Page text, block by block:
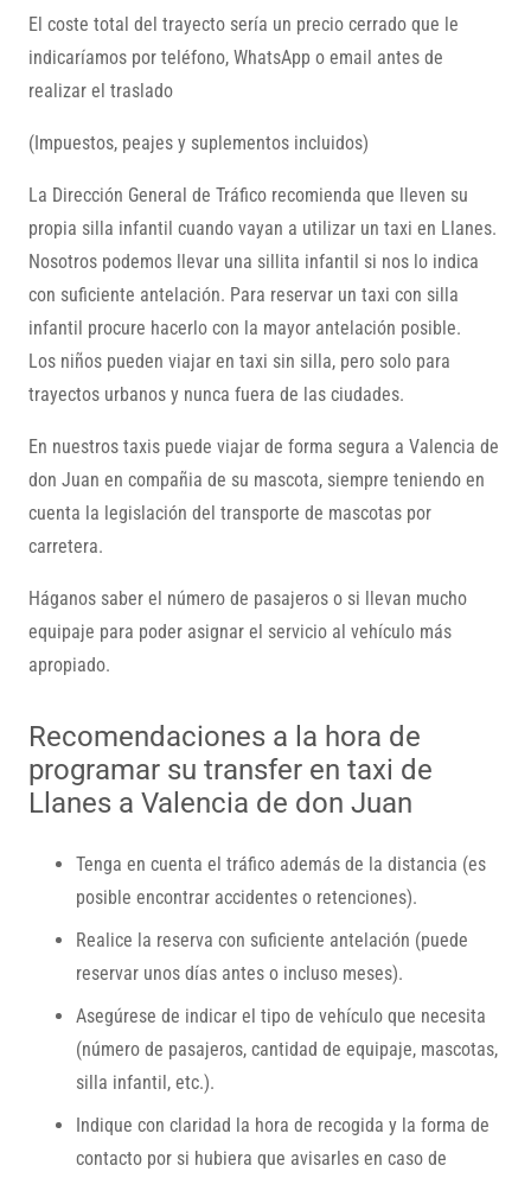
El coste total del trayecto sería un precio cerrado que le
indicaríamos por teléfono, WhatsApp o email antes de
realizar el traslado
(Impuestos, peajes y suplementos incluidos)
La Dirección General de Tráfico recomienda que lleven su
propia silla infantil cuando vayan a utilizar un taxi en Llanes.
Nosotros podemos llevar una sillita infantil si nos lo indica
con suficiente antelación. Para reservar un taxi con silla
infantil procure hacerlo con la mayor antelación posible.
Los niños pueden viajar en taxi sin silla, pero solo para
trayectos urbanos y nunca fuera de las ciudades.
En nuestros taxis puede viajar de forma segura a Valencia de
don Juan en compañia de su mascota, siempre teniendo en
cuenta la legislación del transporte de mascotas por
carretera.
Háganos saber el número de pasajeros o si llevan mucho
equipaje para poder asignar el servicio al vehículo más
apropiado.
Recomendaciones a la hora de
programar su transfer en taxi de
Llanes a Valencia de don Juan
Tenga en cuenta el tráfico además de la distancia (es
posible encontrar accidentes o retenciones).
Realice la reserva con suficiente antelación (puede
reservar unos días antes o incluso meses).
Asegúrese de indicar el tipo de vehículo que necesita
(número de pasajeros, cantidad de equipaje, mascotas,
silla infantil, etc.).
Indique con claridad la hora de recogida y la forma de
contacto por si hubiera que avisarles en caso de